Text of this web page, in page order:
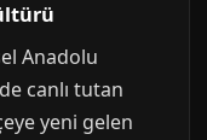
Anadolu
canlı tutan
yeni gelen